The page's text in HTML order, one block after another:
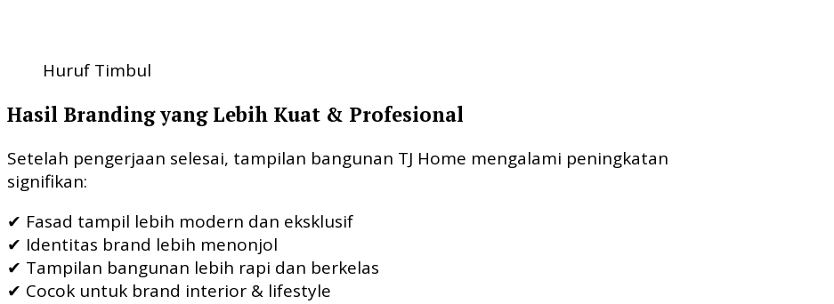
Huruf Timbul
Hasil Branding yang Lebih Kuat & Profesional
Setelah pengerjaan selesai, tampilan bangunan TJ Home mengalami peningkatan
signifikan:
✔ Fasad tampil lebih modern dan eksklusif
✔ Identitas brand lebih menonjol
✔ Tampilan bangunan lebih rapi dan berkelas
✔ Cocok untuk brand interior & lifestyle